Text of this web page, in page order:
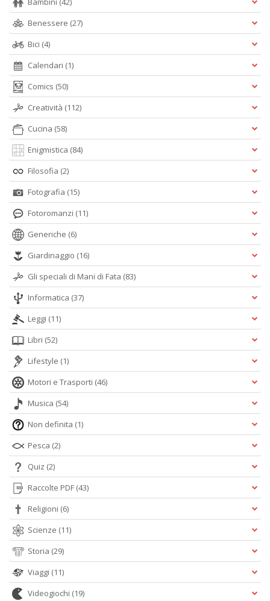
Benessere (27)
Bici (4)
Calendari (1)
Comics (50)
Creatività (112)
Cucina (58)
Enigmistica (84)
Filosofia (2)
Fotografia (15)
Fotoromanzi (11)
Generiche (6)
Giardinaggio (16)
Gli speciali di Mani di Fata (83)
Informatica (37)
Leggi (11)
Libri (52)
Lifestyle (1)
Motori e Trasporti (46)
Musica (54)
Non definita (1)
Pesca (2)
Quiz (2)
Raccolte PDF (43)
Religioni (6)
Scienze (11)
Storia (29)
Viaggi (11)
Videogiochi (19)